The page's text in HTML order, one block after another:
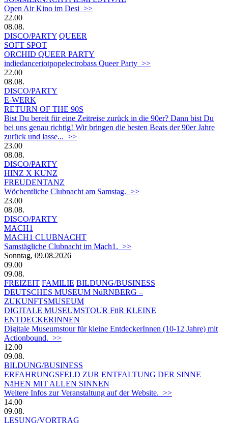
Open Air Kino im Desi >>
22.00
08.08.
DISCO/PARTY QUEER
SOFT SPOT
ORCHID QUEER PARTY
indiedanceriotpopelectrobass Queer Party >>
22.00
08.08.
DISCO/PARTY
E-WERK
RETURN OF THE 90S
Bist Du bereit für eine Zeitreise zurück in die 90er? Dann bist Du
bei uns genau richtig! Wir bringen die besten Beats der 90er Jahre
zurück und lasse... >>
23.00
08.08.
DISCO/PARTY
HINZ X KUNZ
FREUDENTANZ
Wöchentliche Clubnacht am Samstag. >>
23.00
08.08.
DISCO/PARTY
MACH1
MACH1 CLUBNACHT
Samstägliche Clubnacht im Mach1. >>
Sonntag, 09.08.2026
09.00
09.08.
FREIZEIT FAMILIE BILDUNG/BUSINESS
DEUTSCHES MUSEUM NüRNBERG –
ZUKUNFTSMUSEUM
DIGITALE MUSEUMSTOUR FüR KLEINE
ENTDECKERINNEN
Digitale Museumstour für kleine EntdeckerInnen (10-12 Jahre) mit
Actionbound. >>
12.00
09.08.
BILDUNG/BUSINESS
ERFAHRUNGSFELD ZUR ENTFALTUNG DER SINNE
NäHEN MIT ALLEN SINNEN
Weitere Infos zur Veranstaltung auf der Website. >>
14.00
09.08.
LESUNG/VORTRAG